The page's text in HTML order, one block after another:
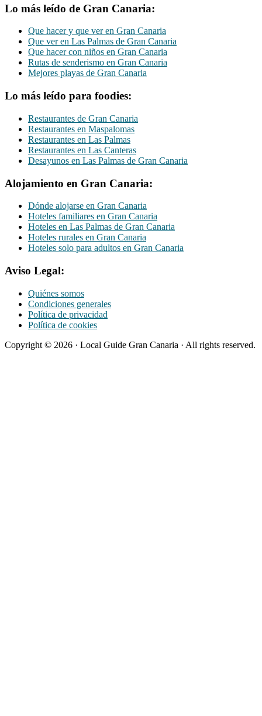
Lo más leído de Gran Canaria:
Que hacer y que ver en Gran Canaria
Que ver en Las Palmas de Gran Canaria
Que hacer con niños en Gran Canaria
Rutas de senderismo en Gran Canaria
Mejores playas de Gran Canaria
Lo más leído para foodies:
Restaurantes de Gran Canaria
Restaurantes en Maspalomas
Restaurantes en Las Palmas
Restaurantes en Las Canteras
Desayunos en Las Palmas de Gran Canaria
Alojamiento en Gran Canaria:
Dónde alojarse en Gran Canaria
Hoteles familiares en Gran Canaria
Hoteles en Las Palmas de Gran Canaria
Hoteles rurales en Gran Canaria
Hoteles solo para adultos en Gran Canaria
Aviso Legal:
Quiénes somos
Condiciones generales
Política de privacidad
Política de cookies
Copyright © 2026 · Local Guide Gran Canaria · All rights reserved.